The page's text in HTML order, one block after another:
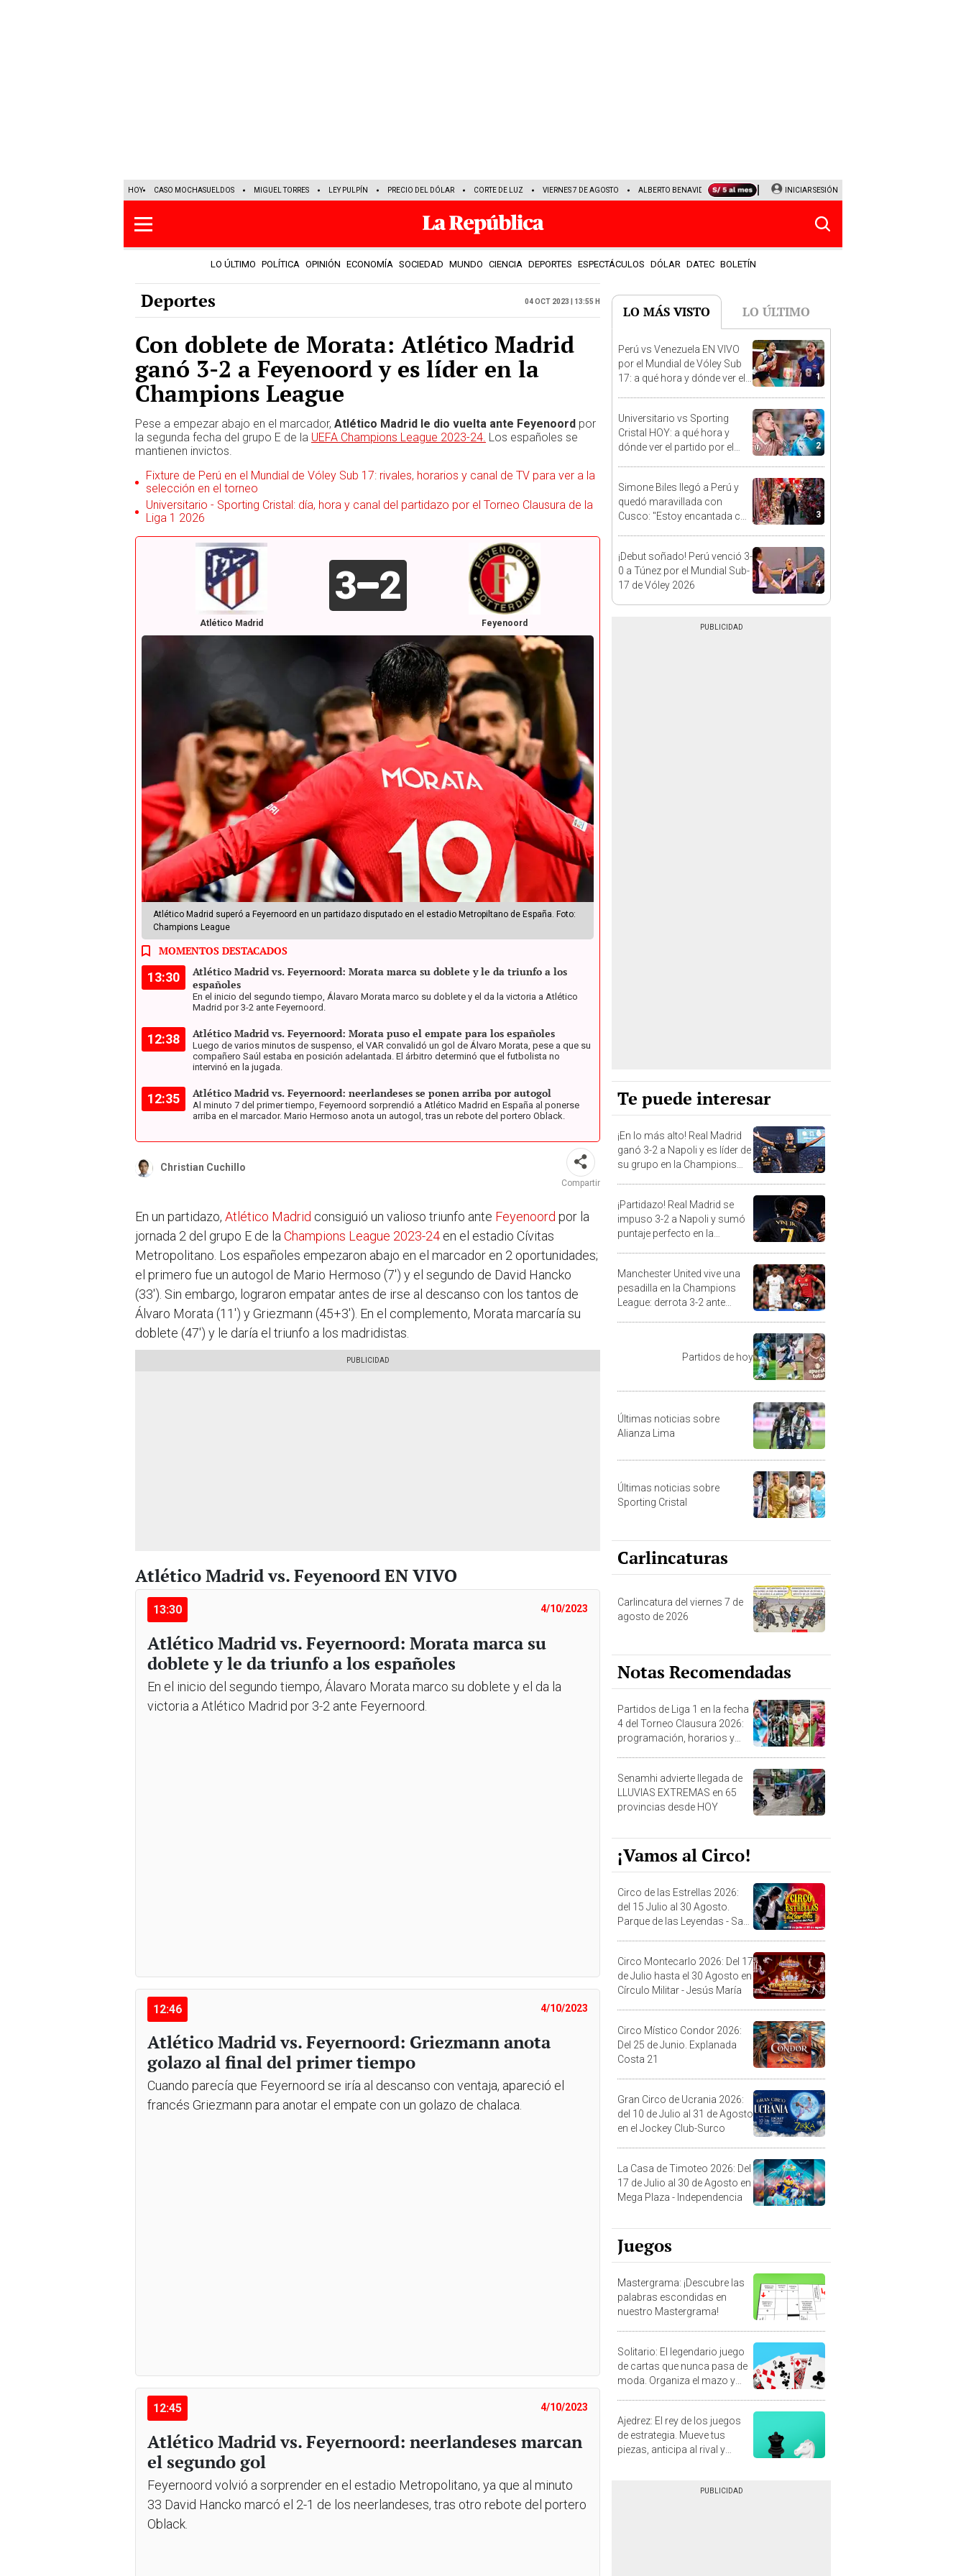
HOY CASO MOCHASUELDOS MIGUEL TORRES LEY PULPÍN PRECIO DEL DÓLAR CORTE DE LUZ VIERNES 7 DE AGOSTO ALBERTO BENAVIDES NALDY SALDAÑA UNIVERSITARIO - SPORTING CRISTAL
INICIAR SESIÓN
LO ÚLTIMO POLÍTICA OPINIÓN ECONOMÍA SOCIEDAD MUNDO CIENCIA DEPORTES ESPECTÁCULOS DÓLAR DATEC BOLETÍN
Deportes 04 Oct 2023 | 13:55 h
Con doblete de Morata: Atlético Madrid
ganó 3-2 a Feyenoord y es líder en la
Champions League
Pese a empezar abajo en el marcador, Atlético Madrid le dio vuelta ante Feyenoord por
la segunda fecha del grupo E de la UEFA Champions League 2023-24. Los españoles se
mantienen invictos.
Fixture de Perú en el Mundial de Vóley Sub 17: rivales, horarios y canal de TV para ver a la
selección en el torneo
Universitario - Sporting Cristal: día, hora y canal del partidazo por el Torneo Clausura de la
Liga 1 2026
Atlético Madrid
3 2
Feyenoord
Atlético Madrid superó a Feyernoord en un partidazo disputado en el estadio Metropiltano de España. Foto:
Champions League
MOMENTOS DESTACADOS
13:30
Atlético Madrid vs. Feyernoord: Morata marca su doblete y le da triunfo a los
españoles
En el inicio del segundo tiempo, Álavaro Morata marco su doblete y el da la victoria a Atlético
Madrid por 3-2 ante Feyernoord.
12:38 Atlético Madrid vs. Feyernoord: Morata puso el empate para los españoles
Luego de varios minutos de suspenso, el VAR convalidó un gol de Álvaro Morata, pese a que su
compañero Saúl estaba en posición adelantada. El árbitro determinó que el futbolista no
intervinó en la jugada.
12:35 Atlético Madrid vs. Feyernoord: neerlandeses se ponen arriba por autogol
Al minuto 7 del primer tiempo, Feyernoord sorprendió a Atlético Madrid en España al ponerse
arriba en el marcador. Mario Hermoso anota un autogol, tras un rebote del portero Oblack.
Christian Cuchillo
Compartir
En un partidazo, Atlético Madrid consiguió un valioso triunfo ante Feyenoord por la
jornada 2 del grupo E de la Champions League 2023-24 en el estadio Cívitas
Metropolitano. Los españoles empezaron abajo en el marcador en 2 oportunidades;
el primero fue un autogol de Mario Hermoso (7') y el segundo de David Hancko
(33'). Sin embargo, lograron empatar antes de irse al descanso con los tantos de
Álvaro Morata (11') y Griezmann (45+3'). En el complemento, Morata marcaría su
doblete (47') y le daría el triunfo a los madridistas.
Atlético Madrid vs. Feyenoord EN VIVO
13:30 4/10/2023
Atlético Madrid vs. Feyernoord: Morata marca su
doblete y le da triunfo a los españoles
En el inicio del segundo tiempo, Álavaro Morata marco su doblete y el da la
victoria a Atlético Madrid por 3-2 ante Feyernoord.
12:46 4/10/2023
Atlético Madrid vs. Feyernoord: Griezmann anota
golazo al final del primer tiempo
Cuando parecía que Feyernoord se iría al descanso con ventaja, apareció el
francés Griezmann para anotar el empate con un golazo de chalaca.
12:45 4/10/2023
Atlético Madrid vs. Feyernoord: neerlandeses marcan
el segundo gol
Feyernoord volvió a sorprender en el estadio Metropolitano, ya que al minuto
33 David Hancko marcó el 2-1 de los neerlandeses, tras otro rebote del portero
Oblack.
LO MÁS VISTO LO ÚLTIMO
1
Perú vs Venezuela EN VIVO
por el Mundial de Vóley Sub
17: a qué hora y dónde ver el
2
Universitario vs Sporting
Cristal HOY: a qué hora y
dónde ver el partido por el
3
Simone Biles llegó a Perú y
quedó maravillada con
Cusco: "Estoy encantada con
4
¡Debut soñado! Perú venció 3-
0 a Túnez por el Mundial Sub-
17 de Vóley 2026
Te puede interesar
¡En lo más alto! Real Madrid
ganó 3-2 a Napoli y es líder de
su grupo en la Champions
¡Partidazo! Real Madrid se
impuso 3-2 a Napoli y sumó
puntaje perfecto en la
Manchester United vive una
pesadilla en la Champions
League: derrota 3-2 ante
Partidos de hoy
Últimas noticias sobre
Alianza Lima
Últimas noticias sobre
Sporting Cristal
Carlincaturas
Carlincatura del viernes 7 de
agosto de 2026
Notas Recomendadas
Partidos de Liga 1 en la fecha
4 del Torneo Clausura 2026:
programación, horarios y
Senamhi advierte llegada de
LLUVIAS EXTREMAS en 65
provincias desde HOY
¡Vamos al Circo!
Circo de las Estrellas 2026:
del 15 Julio al 30 Agosto.
Parque de las Leyendas - San
Circo Montecarlo 2026: Del 17
de Julio hasta el 30 Agosto en
Círculo Militar - Jesús María
Circo Místico Condor 2026:
Del 25 de Junio. Explanada
Costa 21
Gran Circo de Ucrania 2026:
del 10 de Julio al 31 de Agosto
en el Jockey Club-Surco
La Casa de Timoteo 2026: Del
17 de Julio al 30 de Agosto en
Mega Plaza - Independencia
Juegos
Mastergrama: ¡Descubre las
palabras escondidas en
nuestro Mastergrama!
Solitario: El legendario juego
de cartas que nunca pasa de
moda. Organiza el mazo y
Ajedrez: El rey de los juegos
de estrategia. Mueve tus
piezas, anticipa al rival y